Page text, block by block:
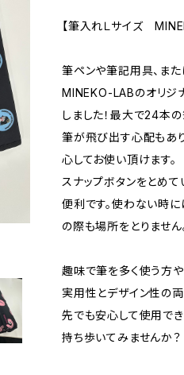
【筆入れＬサイズ
筆ペンや筆記用具、ま
MINEKO-LABのオリジ
しました！最大で24本
筆が飛び出す心配もあ
心してお使い頂けます。
スナップボタンをとめ
便利です。使わない時
の際も場所をとりません
趣味で筆を多く使う方や
実用性とデザイン性の
先でも安心して使用で
持ち歩いてみませんか？